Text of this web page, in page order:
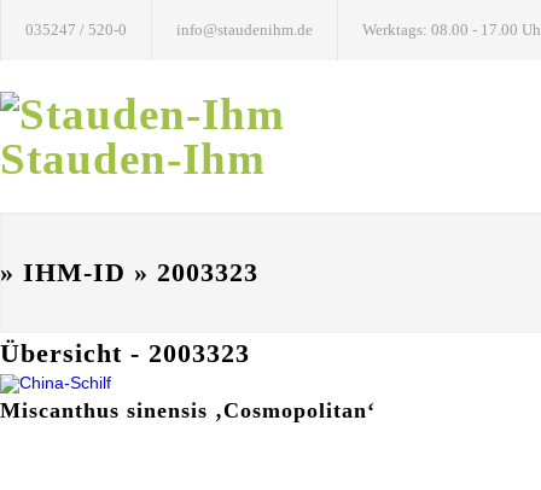
035247 / 520-0 info@staudenihm.de Werktags: 08.00 - 17.00
Stauden-Ihm
» IHM-ID » 2003323
Übersicht - 2003323
Miscanthus sinensis ‚Cosmopolitan‘